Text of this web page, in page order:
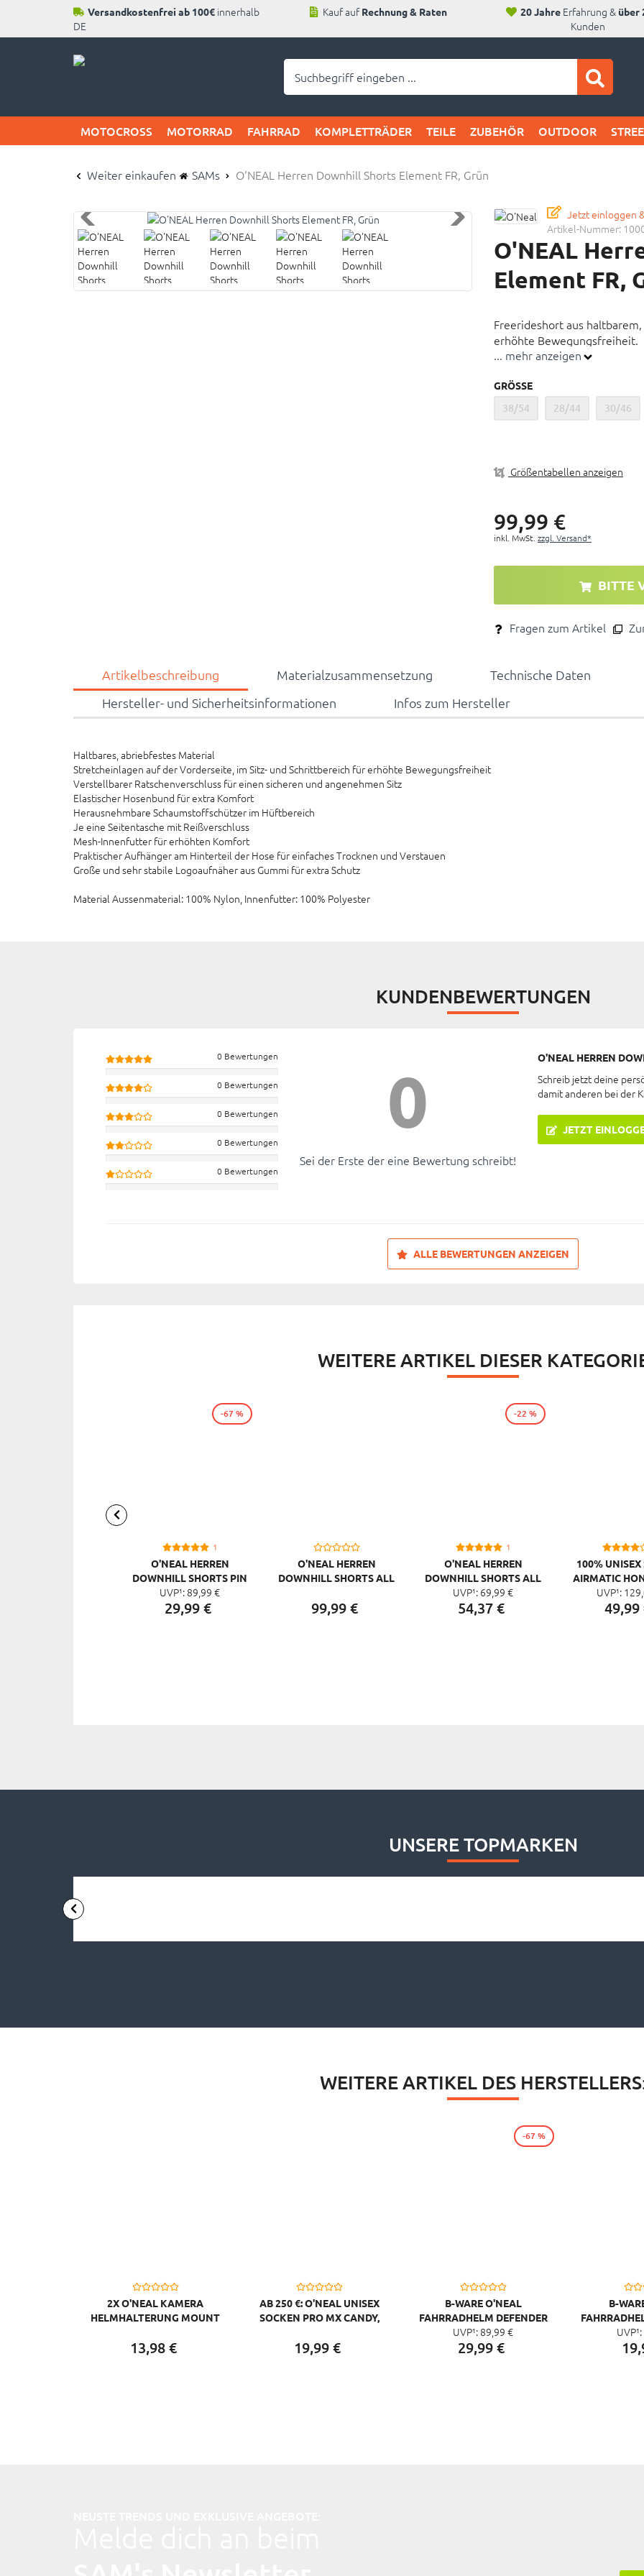
Versandkostenfrei ab 100€ innerhalb
DE
Kauf aufRechnung & Raten 20 JahreErfahrung & über
Kunden
MOTOCROSS MOTORRAD FAHRRAD KOMPLETTRÄDER TEILE ZUBEHÖR OUTDOOR
Weiter einkaufen SAMs O'NEAL Herren Downhill Shorts Element FR, Grün
Jetzt einloggen
Artikel-Nummer:
O'NEAL
Element FR,
Freerideshort aus
erhöhte Bewegungsfreiheit.
Haltbares, abriebfestes
Stretcheinlagen auf der
Bewegungsfreiheit
Große und sehr stabile
... mehr anzeigen
GRÖSSE
38/54 28/44 30/46
Größentabellen anzeigen
99,99 €
inkl. MwSt. zzgl. Versand*
BITTE
Fragen zum Artikel
Artikelbeschreibung Materialzusammensetzung
Technische Daten
Hersteller- und Sicherheitsinformationen
Infos zum Hersteller
Haltbares, abriebfestes Material
Stretcheinlagen auf der Vorderseite, im Sitz- und Schrittbereich für erhöhte Bewegungsfreiheit
Verstellbarer Ratschenverschluss für einen sicheren und angenehmen Sitz
Elastischer Hosenbund für extra Komfort
Herausnehmbare Schaumstoffschützer im Hüftbereich
Je eine Seitentasche mit Reißverschluss
Mesh-Innenfutter für erhöhten Komfort
Praktischer Aufhänger am Hinterteil der Hose für einfaches Trocknen und Verstauen
Große und sehr stabile Logoaufnäher aus Gummi für extra Schutz
Material Aussenmaterial: 100% Nylon, Innenfutter: 100% Polyester
KUNDENBEWERTUNGEN
0 Bewertungen
0 Bewertungen
0 Bewertungen
0 Bewertungen
0 Bewertungen
0
Sei der Erste der eine Bewertung schreibt!
O'NEAL HERREN
Schreib jetzt deine
damit anderen bei der
JETZT
ALLE BEWERTUNGEN ANZEIGEN
WEITERE ARTIKEL DIESER
1
O'NEAL HERREN
DOWNHILL SHORTS PIN
IT
UVP¹: 89, 99 €
29,99€
-67 %
O'NEAL HERREN
DOWNHILL SHORTS ALL
99,99€
1
O'NEAL HERREN
DOWNHILL SHORTS ALL
MOUNTAIN CARGO
UVP¹: 69, 99 €
54,37€
-22 %
100% UNISEX
AIRMATIC
TIMES
UVP¹: 129,
49,99
UNSERE TOPMARKEN
WEITERE ARTIKEL DES
2X O'NEAL KAMERA
HELMHALTERUNG MOUNT
SCHWARZ
13,98€
AB 250 €: O'NEAL UNISEX
SOCKEN PRO MX CANDY,
19,99€
B-WARE O'NEAL
FAHRRADHELM DEFENDER
SOLID
UVP¹: 89, 99 €
29,99€
-67 %
B-
UVP¹:
19,